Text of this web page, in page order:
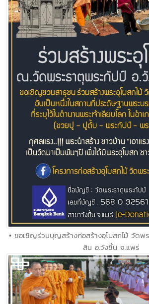
• ขอเชิญร่วมบุญสร้างก่อสร้างอุโบสถไม้ วัดพ
สิน อ.วังชิ้น จ.แพร่